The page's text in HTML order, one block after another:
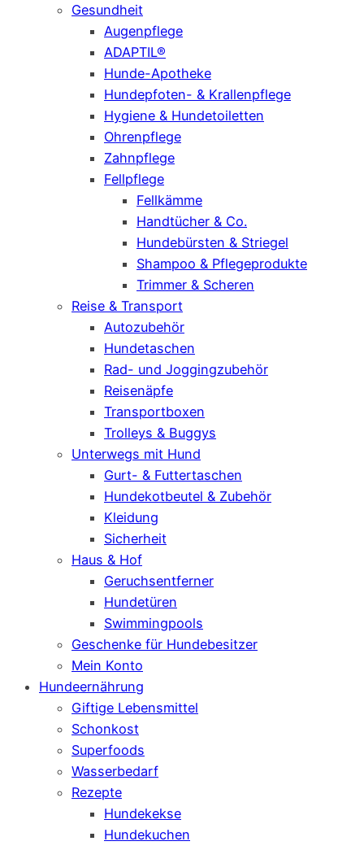
Gesundheit
Augenpflege
ADAPTIL®
Hunde-Apotheke
Hundepfoten- & Krallenpflege
Hygiene & Hundetoiletten
Ohrenpflege
Zahnpflege
Fellpflege
Fellkämme
Handtücher & Co.
Hundebürsten & Striegel
Shampoo & Pflegeprodukte
Trimmer & Scheren
Reise & Transport
Autozubehör
Hundetaschen
Rad- und Joggingzubehör
Reisenäpfe
Transportboxen
Trolleys & Buggys
Unterwegs mit Hund
Gurt- & Futtertaschen
Hundekotbeutel & Zubehör
Kleidung
Sicherheit
Haus & Hof
Geruchsentferner
Hundetüren
Swimmingpools
Geschenke für Hundebesitzer
Mein Konto
Hundeernährung
Giftige Lebensmittel
Schonkost
Superfoods
Wasserbedarf
Rezepte
Hundekekse
Hundekuchen